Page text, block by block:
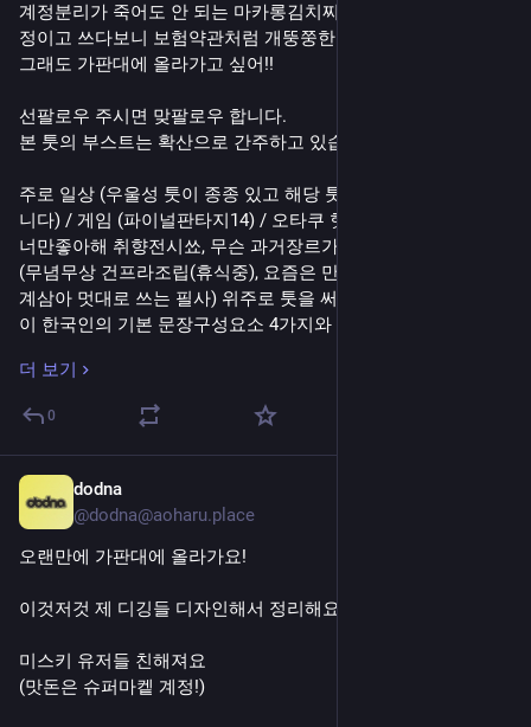
계정분리가 죽어도 안 되는 마카롱김치찌개물만두샤브샤브계
정이고 쓰다보니 보험약관처럼 개뚱쭝한 툿을 쓰고 말았지만,
그래도 가판대에 올라가고 싶어!!
선팔로우 주시면 맞팔로우 합니다.
본 툿의 부스트는 확산으로 간주하고 있습니다. 감사합니다
주로 일상 (우울성 툿이 종종 있고 해당 툿은 CW를 적극 사용합
니다) / 게임 (파이널판타지14) / 오타쿠 헛소리 (2차썰, 그뭔씹
너만좋아해 취향전시쑈, 무슨 과거장르가 나올지 모름) / 취미
(무념무상 건프라조립(휴식중), 요즘은 만년필&글씨교정을 핑
계삼아 멋대로 쓰는 필사) 위주로 툿을 써요. 작성된 툿의 태반
이 한국인의 기본 문장구성요소 4가지와 ㅈ로 시작하는 비속어
나에게 비속어를 쓰게 하는 세상이 나쁘다고 생각한다
게임은 파판14/지제네이터널/명조를 주로 합니다. 기본적으로
메인 퀘스트 중심의 극렬 라이트 게이머.
이야기 하는 비중은 보통 14가 많아요. 요즘은 새 노가다 컨텐츠
가 업데이트 된 것도 있어서 더더욱 말이 많습니다.
특히 14는 드림발언도 왕왕 하므로(빛전오르/이름과 고유 외형
&설정이 있는 가내빛전이 있습니다), 드림에 거부감이 있거나,
보니 독일산 사다새를 4자루나 들였습니다. 조류독감에 걸린 것
이었습니다.
더 보기
0
dodna
@dodna@aoharu.place
오랜만에 가판대에 올라가요!
이것저것 제 디깅들 디자인해서 정리해요!
미스키 유저들 친해져요
(맛돈은 슈퍼마켙 계정!)